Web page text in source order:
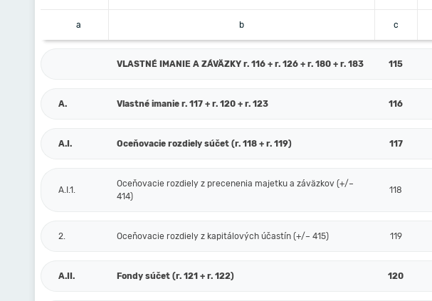
a b c
VLASTNÉ IMANIE A ZÁVÄZKY r. 116 + r. 126 + r. 180 + r. 183 115
A. Vlastné imanie r. 117 + r. 120 + r. 123 116
A.I. Oceňovacie rozdiely súčet (r. 118 + r. 119) 117
A.I.1.
Oceňovacie rozdiely z precenenia majetku a záväzkov (+/–
414)
118
2. Oceňovacie rozdiely z kapitálových účastín (+/– 415) 119
A.II. Fondy súčet (r. 121 + r. 122) 120